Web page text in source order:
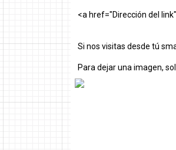
<a href="Dirección del
Si nos visitas desde tú
Para dejar una imagen,